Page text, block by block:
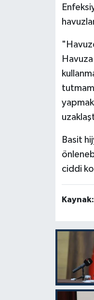
Basit
ciddi
Kaynak: